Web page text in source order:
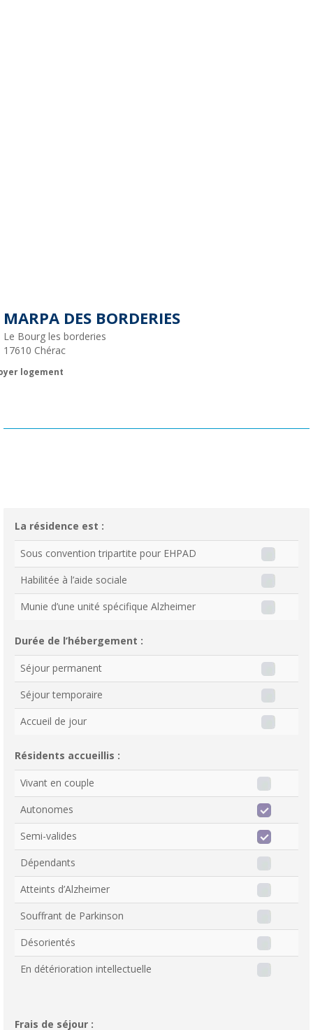
MARPA DES BORDERIES
Le Bourg les borderies
17610 Chérac
logement
La résidence est :
Sous convention tripartite pour EHPAD
Habilitée à l’aide sociale
Munie d’une unité spécifique Alzheimer
Durée de l’hébergement :
Séjour permanent
Séjour temporaire
Accueil de jour
Résidents accueillis :
Vivant en couple
Autonomes
Semi-valides
Dépendants
Atteints d’Alzheimer
Souffrant de Parkinson
Désorientés
En détérioration intellectuelle
Frais de séjour :